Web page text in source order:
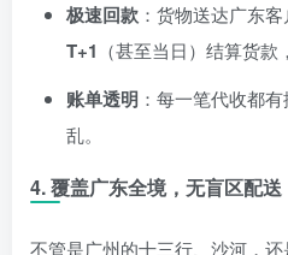
极速回款 ：货物送达广东
T+1 （甚至当日）结算货款
账单透明 ：每一笔代收都
乱。
4. 覆盖广东全境，无盲区配送
不管是广州的十三行、沙河，